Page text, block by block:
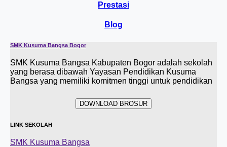
Prestasi
Blog
SMK Kusuma Bangsa Bogor
SMK Kusuma Bangsa Kabupaten Bogor adalah sekolah
yang berasa dibawah Yayasan Pendidikan Kusuma
Bangsa yang memiliki komitmen tinggi untuk pendidikan
DOWNLOAD BROSUR
LINK SEKOLAH
SMK Kusuma Bangsa